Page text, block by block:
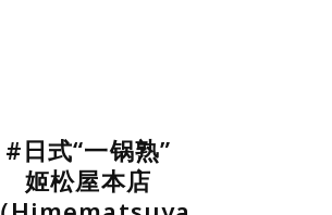
#日式“一锅熟”
姬松屋本店